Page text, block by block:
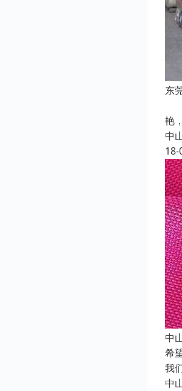
东
艳
中
18-
中
希
我
中